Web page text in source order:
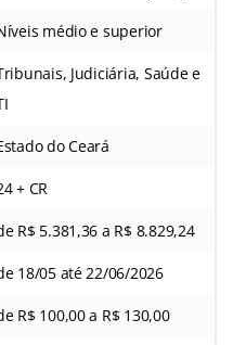
médio e superior
Judiciária, Saúde e
do Ceará
+ CR
R$ 5.381,36 a R$ 8.829,24
18/05 até 22/06/2026
R$ 100,00 a R$ 130,00